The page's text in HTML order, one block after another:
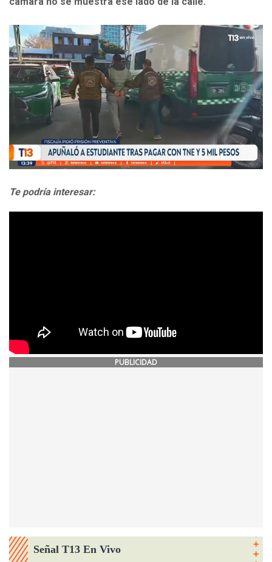
Te podría interesar:
PUBLICIDAD
Señal T13 En Vivo